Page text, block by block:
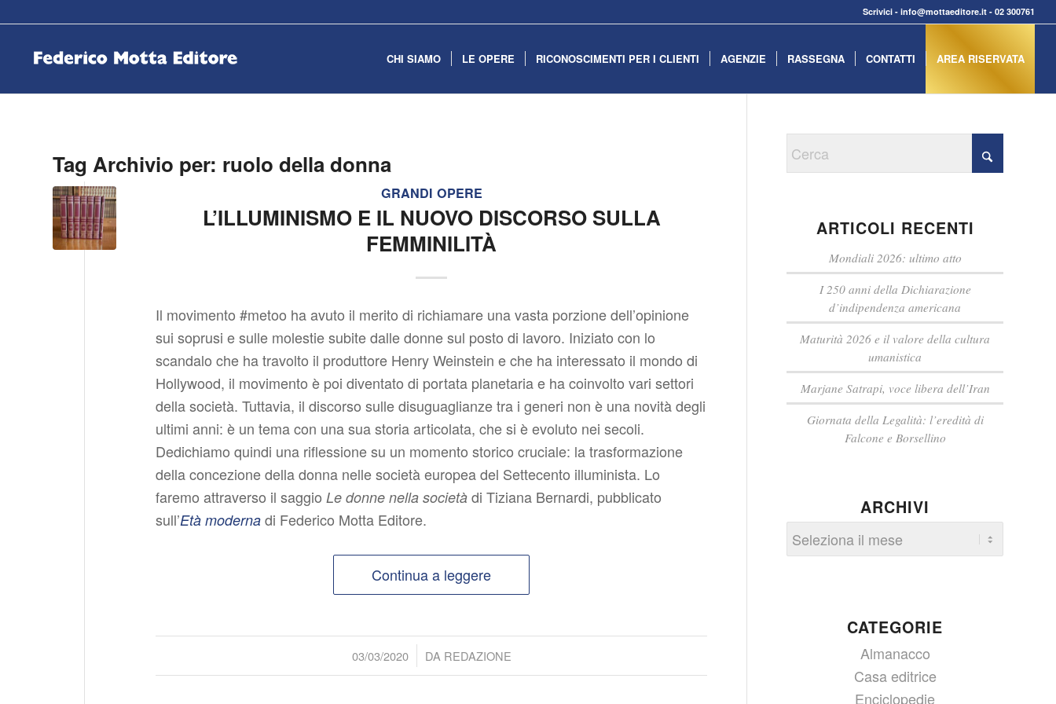
Scrivici -info@mottaeditore.it -02 300761
CHI SIAMO LE OPERE RICONOSCIMENTI PER I CLIENTI AGENZIE RASSEGNA CONTATTI AREA RISERVATA
Tag Archivio per: ruolo della donna
GRANDI OPERE
L’ILLUMINISMO E IL NUOVO DISCORSO SULLA
FEMMINILITÀ
Il movimento #metoo ha avuto il merito di richiamare una vasta porzione dell’opinione
sui soprusi e sulle molestie subite dalle donne sul posto di lavoro. Iniziato con lo
scandalo che ha travolto il produttore Henry Weinstein e che ha interessato il mondo di
Hollywood, il movimento è poi diventato di portata planetaria e ha coinvolto vari settori
della società. Tuttavia, il discorso sulle disuguaglianze tra i generi non è una novità degli
ultimi anni: è un tema con una sua storia articolata, che si è evoluto nei secoli.
Dedichiamo quindi una riflessione su un momento storico cruciale: la trasformazione
della concezione della donna nelle società europea del Settecento illuminista. Lo
faremo attraverso il saggio Le donne nella società di Tiziana Bernardi, pubblicato
sull’Età moderna di Federico Motta Editore.
Continua a leggere
03/03/2020
/ DA REDAZIONE
ARTICOLI RECENTI
Mondiali 2026: ultimo atto
I 250 anni della Dichiarazione
d’indipendenza americana
Maturità 2026 e il valore della cultura
umanistica
Marjane Satrapi, voce libera dell’Iran
Giornata della Legalità: l’eredità di
Falcone e Borsellino
ARCHIVI
CATEGORIE
Almanacco
Casa editrice
Enciclopedie